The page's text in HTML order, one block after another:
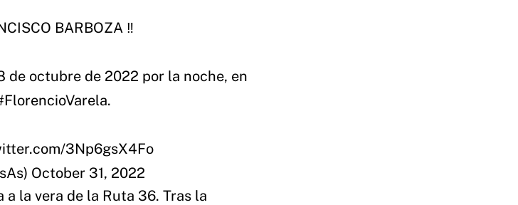
BARBOZA ‼️
de octubre de 2022 por la noche, en
.
3Np6gsX4Fo
October 31, 2022
la vera de la Ruta 36. Tras la